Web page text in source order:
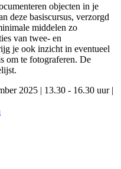
objecten in je
deze basiscursus, verzorgd
middelen zo
van twee- en
je ook inzicht in eventueel
om te fotograferen. De
2025 | 13.30 - 16.30 uur |